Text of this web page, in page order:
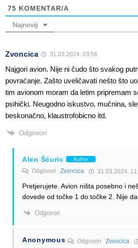
75 KOMENTAR/A
Najnoviji
Zvoncica 31.03.2024. 03:56
Najgori avion. Nije ni čudo što svakog
povraćanje. Zašto uveličavati nešto što
tim avionom moram da letim pripremam
psihički. Neugodno iskustvo, mučnina,
beskonačno, klaustrofobicno itd.
Odgovori
Alen Šćuric Author
Odgovori Zvoncica 31.03.2024.
Pretjerujete. Avion ništa posebno i
dovede od točke 1 do točke 2. Nije
Odgovori
Anonymous OdgovoriZvoncica